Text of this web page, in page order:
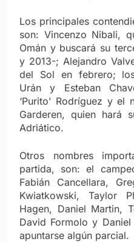
Los principales
son: Vincenzo Nibali,
Omán y buscará su
y 2013-; Alejandro
del Sol en febrero;
Urán y Esteban
‘Purito’ Rodríguez y el
Garderen, quien hará
Adriático.
Otros nombres
partida, son: el
Fabián Cancellara,
Kwiatkowski, Taylor
Hagen, Daniel Martin,
David Formolo y
apuntarse algún parcial.